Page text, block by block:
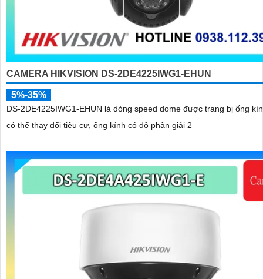
CAMERA HIKVISION DS-2DE4225IWG1-EHUN
5%-35%
DS-2DE4225IWG1-EHUN là dòng speed dome được trang bị ống
có thể thay đổi tiêu cự, ống kính có độ phân giải 2